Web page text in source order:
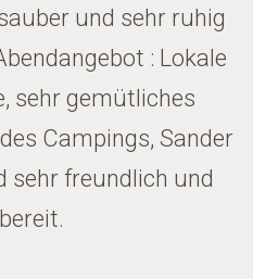
und sehr ruhig
: Lokale
sehr gemütliches
Campings, Sander
sehr freundlich und